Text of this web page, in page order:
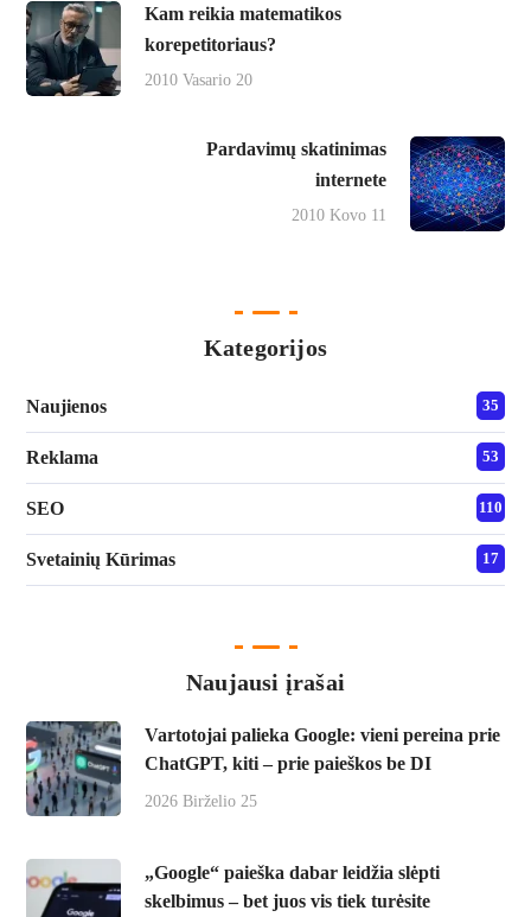
Kam reikia matematikos
korepetitoriaus?
2010 Vasario 20
Pardavimų skatinimas
internete
2010 Kovo 11
Kategorijos
Naujienos 35
Reklama 53
SEO 110
Svetainių Kūrimas 17
Naujausi įrašai
Vartotojai palieka Google: vieni pereina prie
ChatGPT, kiti – prie paieškos be DI
2026 Birželio 25
„Google“ paieška dabar leidžia slėpti
skelbimus – bet juos vis tiek turėsite